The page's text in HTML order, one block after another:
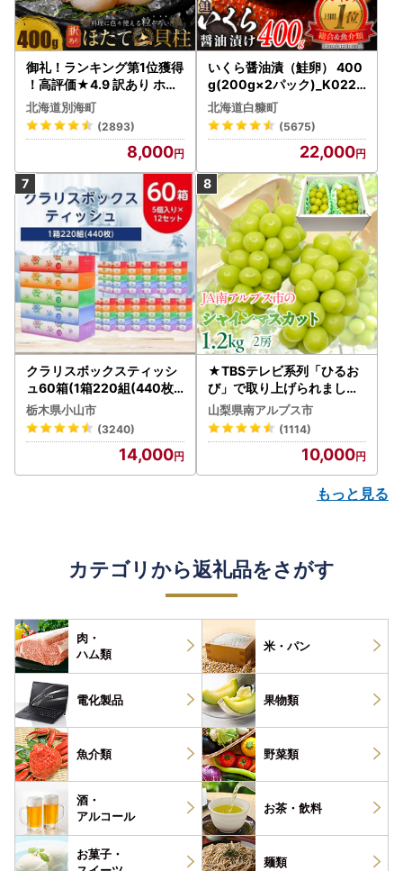
御礼！ランキング第1位獲得
！高評価★4.9 訳あり ホタ
テ 400g（ほたて 帆立 貝柱
冷凍 ）
北海道別海町
(2893)
8,000
いくら醤油漬（鮭卵） 400
g(200g×2パック)_K022-
1676
北海道白糠町
(5675)
22,000
クラリスボックスティッシ
ュ60箱(1箱220組(440枚))
(5個入り×12セット)【配送
不可地域：離島・沖縄県】
【1256759】
栃木県小山市
(3240)
14,000
★TBSテレビ系列「ひるお
び」で取り上げられました
！★＜2026年発送先行予
約＞絶品！南アルプス市産
シャインマスカット1.2kg A
LPAA003 | 人気 山梨産 高
評価 ランキング おすすめ |
山梨県南アルプス市
(1114)
10,000
もっと見る
カテゴリから返礼品をさがす
肉・
ハム類
米・パン
電化製品 果物類
魚介類 野菜類
酒・
アルコール
お茶・ 飲料
お菓子・
麺類